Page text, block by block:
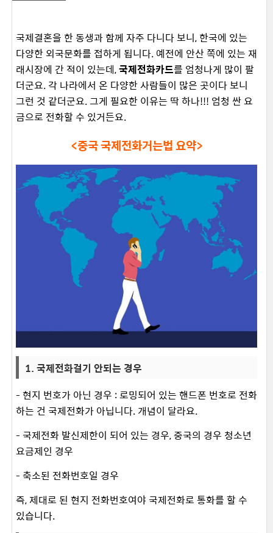
국제결혼을 한 동생과 함께 자주 다니다 보니, 한국에 있는
다양한 외국문화를 접하게 됩니다. 예전에 안산 쪽에 있는 재
래시장에 간 적이 있는데,국제전화카드를 엄청나게 많이 팔
더군요. 각 나라에서 온 다양한 사람들이 많은 곳이다 보니
그런 것 같더군요. 그게 필요한 이유는 딱 하나!!! 엄청 싼 요
금으로 전화할 수 있거든요.
<중국 국제전화거는법 요약>
1. 국제전화걸기 안되는 경우
- 현지 번호가 아닌 경우 : 로밍되어 있는 핸드폰 번호로 전화
하는 건 국제전화가 아닙니다. 개념이 달라요.
- 국제전화 발신제한이 되어 있는 경우, 중국의 경우 청소년
요금제인 경우
- 축소된 전화번호일 경우
즉, 제대로 된 현지 전화번호여야 국제전화로 통화를 할 수
있습니다.